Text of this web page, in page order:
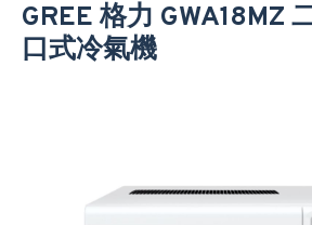
GREE 格力 GWA18MZ
口式冷氣機